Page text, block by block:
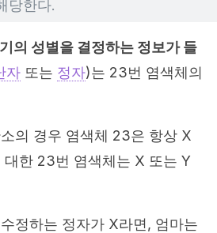
당한다.
의 성별을 결정하는 정보가 들
자 또는 정자)는 23번 염색체의
의 경우 염색체 23은 항상 X
대한 23번 염색체는 X 또는 Y
정하는 정자가 X라면, 엄마는